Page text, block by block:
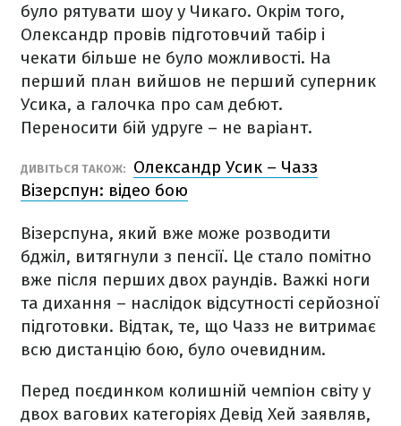
було рятувати шоу у Чикаго. Окрім того,
Олександр провів підготовчий табір і
чекати більше не було можливості. На
перший план вийшов не перший суперник
Усика, а галочка про сам дебют.
Переносити бій удруге – не варіант.
ДИВІТЬСЯ ТАКОЖ:
Олександр Усик – Чазз
Візерспун: відео бою
Візерспуна, який вже може розводити
бджіл, витягнули з пенсії. Це стало помітно
вже після перших двох раундів. Важкі ноги
та дихання – наслідок відсутності серйозної
підготовки. Відтак, те, що Чазз не витримає
всю дистанцію бою, було очевидним.
Перед поєдинком колишній чемпіон світу у
двох вагових категоріях Девід Хей заявляв,